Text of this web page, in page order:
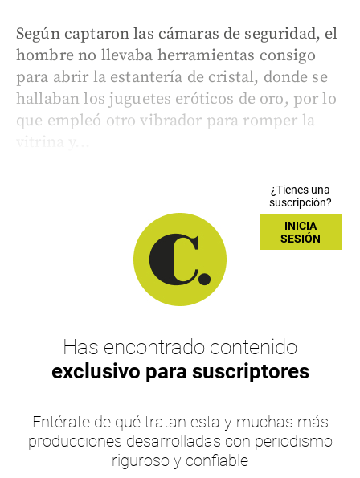
Según captaron las cámaras de seguridad, el
hombre no llevaba herramientas consigo
para abrir la estantería de cristal, donde se
hallaban los juguetes eróticos de oro, por lo
que empleó otro vibrador para romper la
vitrina y...
¿Tienes una
suscripción?
INICIA
SESIÓN
Has encontrado contenido
exclusivo para suscriptores
Entérate de qué tratan esta y muchas más
producciones desarrolladas con periodismo
riguroso y confiable